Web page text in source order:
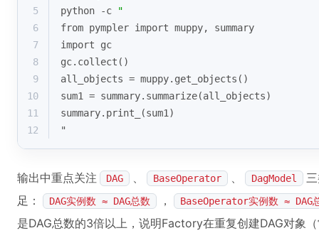
5
python -c
"
6
from pympler import muppy, summary
7
import gc
8
gc.collect()
9
all_objects = muppy.get_objects()
10
sum1 = summary.summarize(all_objects)
11
summary.print_(sum1)
12
"
输出中重点关注 DAG 、 BaseOperator 、 DagModel
足：
DAG实例数 ≈ DAG总数 ， BaseOperator实例数 ≈ DAG
是DAG总数的3倍以上，说明Factory在重复创建DAG对象